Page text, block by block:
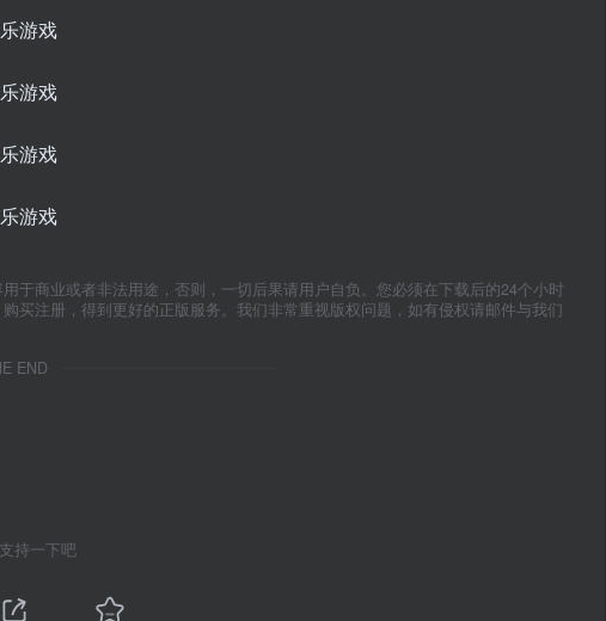
于商业或者非法用途，否则，一切后果请用户自负。您必须在下载后的24个小时
买注册，得到更好的正版服务。我们非常重视版权问题，如有侵权请邮件与我们
END
持一下吧